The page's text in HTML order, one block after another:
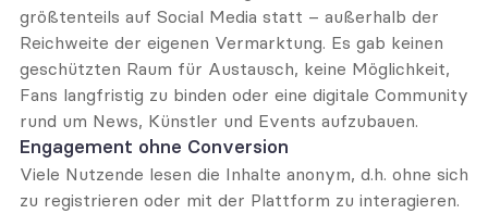
größtenteils auf Social Media statt – außerhalb der
Reichweite der eigenen Vermarktung. Es gab keinen
geschützten Raum für Austausch, keine Möglichkeit,
Fans langfristig zu binden oder eine digitale Community
rund um News, Künstler und Events aufzubauen.
Engagement ohne Conversion
Viele Nutzende lesen die Inhalte anonym, d.h. ohne sich
zu registrieren oder mit der Plattform zu interagieren.